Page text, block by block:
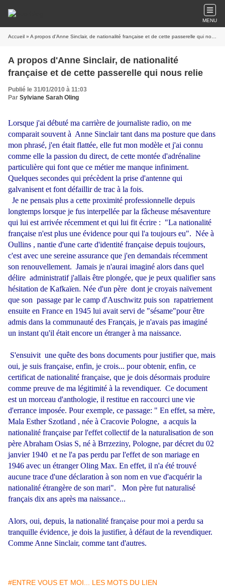
MENU
Accueil » A propos d'Anne Sinclair, de nationalité française et de cette passerelle qui nous relie
A propos d'Anne Sinclair, de nationalité
française et de cette passerelle qui nous relie
Publié le 31/01/2010 à 11:03
Par Sylviane Sarah Oling
Lorsque j'ai débuté ma carrière de journaliste radio, on me
comparait souvent à Anne Sinclair tant dans ma posture que dans
mon phrasé, j'en était flattée, elle fut mon modèle et j'ai connu
comme elle la passion du direct, de cette montée d'adrénaline
particulière qui font que ce métier me manque infiniment.
Quelques secondes qui précèdent la prise d'antenne qui
galvanisent et font défaillir de trac à la fois.
Je ne pensais plus a cette proximité professionnelle depuis
longtemps lorsque je fus interpellée par la fâcheuse mésaventure
qui lui est arrivée récemment et qui lui fit écrire : "La nationalité
française n'est plus une évidence pour qui l'a toujours eu". Née à
Oullins , nantie d'une carte d'identité française depuis toujours,
c'est avec une sereine assurance que j'en demandais récemment
son renouvellement. Jamais je n'aurai imaginé alors dans quel
délire administratif j'allais être plongée, que je peux qualifier sans
hésitation de Kafkaïen. Née d'un père dont je croyais naïvement
que son passage par le camp d'Auschwitz puis son rapatriement
ensuite en France en 1945 lui avait servi de "sésame"pour être
admis dans la communauté des Français, je n'avais pas imaginé
un instant qu'il était encore un étranger à ma naissance.
S'ensuivit une quête des bons documents pour justifier que, mais
oui, je suis française, enfin, je crois... pour obtenir, enfin, ce
certificat de nationalité française, que je dois désormais produire
comme preuve de ma légitimité à la revendiquer. Ce document
est un morceau d'anthologie, il restitue en raccourci une vie
d'errance imposée. Pour exemple, ce passage: " En effet, sa mère,
Mala Esther Szotland , née à Cracovie Pologne, a acquis la
nationalité française par l'effet collectif de la naturalisation de son
père Abraham Osias S, né à Brrzeziny, Pologne, par décret du 02
janvier 1940 et ne l'a pas perdu par l'effet de son mariage en
1946 avec un étranger Oling Max. En effet, il n'a été trouvé
aucune trace d'une déclaration à son nom en vue d'acquérir la
nationalité étrangère de son mari". Mon père fut naturalisé
français dix ans après ma naissance...
Alors, oui, depuis, la nationalité française pour moi a perdu sa
tranquille évidence, je dois la justifier, à défaut de la revendiquer.
Comme Anne Sinclair, comme tant d'autres.
#ENTRE VOUS ET MOI... LES MOTS DU LIEN